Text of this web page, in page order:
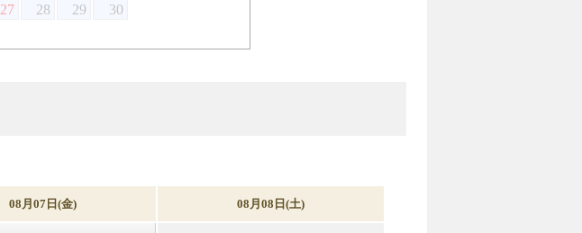
27
28 29 30
08月07日(金) 08月08日(土)